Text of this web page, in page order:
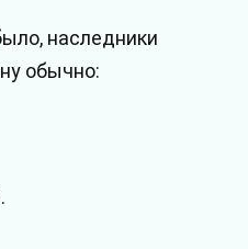
наследники
обычно: